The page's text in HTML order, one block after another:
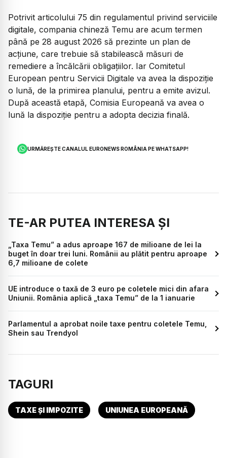
Potrivit articolului 75 din regulamentul privind serviciile
digitale, compania chineză Temu are acum termen
până pe 28 august 2026 să prezinte un plan de
acțiune, care trebuie să stabilească măsuri de
remediere a încălcării obligațiilor. Iar Comitetul
European pentru Servicii Digitale va avea la dispoziție
o lună, de la primirea planului, pentru a emite avizul.
După această etapă, Comisia Europeană va avea o
lună la dispoziție pentru a adopta decizia finală.
URMĂREȘTE CANALUL EURONEWS ROMÂNIA PE WHATSAPP!
TE-AR PUTEA INTERESA ȘI
„Taxa Temu” a adus aproape 167 de milioane de lei la
buget în doar trei luni. Românii au plătit pentru aproape
6,7 milioane de colete
UE introduce o taxă de 3 euro pe coletele mici din afara
Uniunii. România aplică „taxa Temu” de la 1 ianuarie
Parlamentul a aprobat noile taxe pentru coletele Temu,
Shein sau Trendyol
TAGURI
TAXE ȘI IMPOZITE UNIUNEA EUROPEANĂ